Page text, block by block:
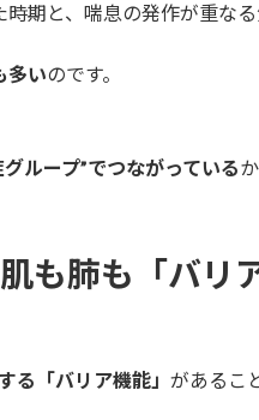
時期と、喘息の発作が重なる
多いのです。
ループ”でつながっている
も肺も「バリ
る「バリア機能」 があるこ